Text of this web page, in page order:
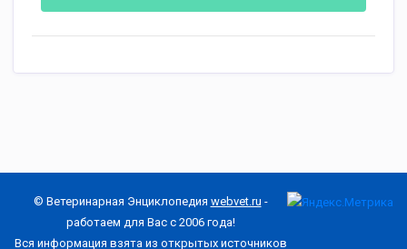
© Ветеринарная Энциклопедия webvet.ru -
работаем для Вас с 2006 года!
Вся информация взята из открытых источников